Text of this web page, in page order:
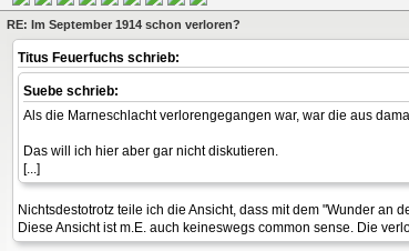
RE: Im September 1914 schon verloren?
Titus Feuerfuchs schrieb:
Suebe schrieb:
Als die Marneschlacht verlorengegangen war, war die aus
Das will ich hier aber gar nicht diskutieren.
[...]
Nichtsdestotrotz teile ich die Ansicht, dass mit dem "Wunder an
Diese Ansicht ist m.E. auch keineswegs common sense. Die